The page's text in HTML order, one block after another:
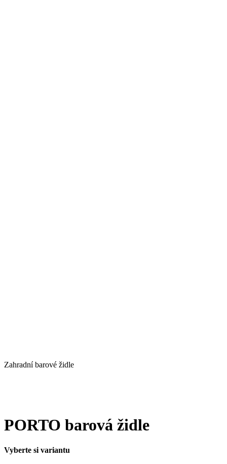
Zahradní barové židle
PORTO barová židle
Vyberte si variantu